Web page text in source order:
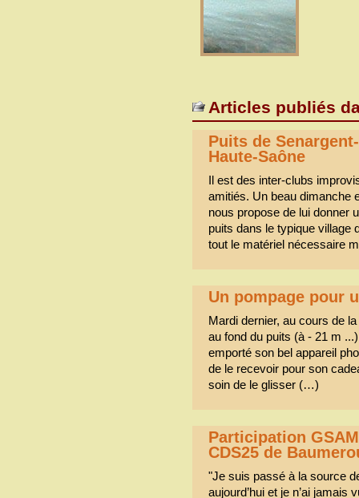
Articles publiés
Puits de
Haute-Saône
Il est des inter-clubs
amitiés. Un beau dimanche
nous propose de lui donner
puits dans le typique village
tout le matériel nécessaire
Un pompage pour
Mardi dernier, au cours de
au fond du puits (à - 21 m
emporté son bel appareil
de le recevoir pour son
soin de le glisser (…)
Participation
CDS25 de
"Je suis passé à la source
aujourd’hui et je n’ai